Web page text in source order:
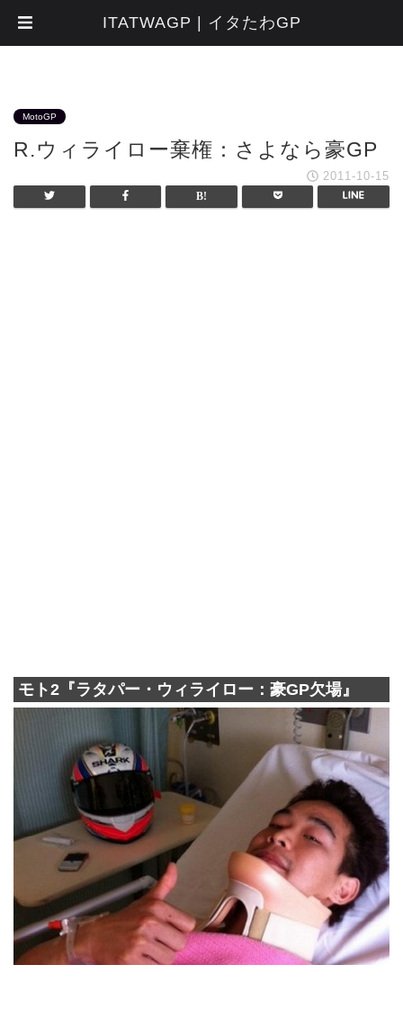
MotoGP
R.ウィライロー棄権：さよなら豪GP
2011-10-15
モト2『ラタパー・ウィライロー：豪GP欠場』
ITATWAGP | イタたわGP